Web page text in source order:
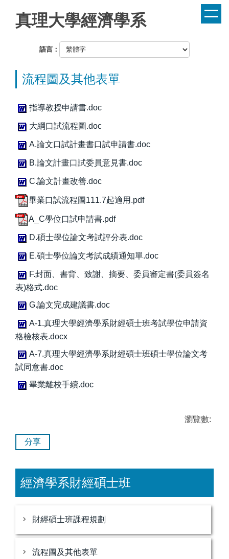
真理大學經濟學系
語言：
流程圖及其他表單
指導教授申請書.doc
大綱口試流程圖.doc
A.論文口試計畫書口試申請書.doc
B.論文計畫口試委員意見書.doc
C.論文計畫改善.doc
畢業口試流程圖111.7起適用.pdf
A_C學位口試申請書.pdf
D.碩士學位論文考試評分表.doc
E.碩士學位論文考試成績通知單.doc
F.封面、書背、致謝、摘要、委員審定書(委員簽名
表)格式.doc
G.論文完成建議書.doc
A-1.真理大學經濟學系財經碩士班考試學位申請資
格檢核表.docx
A-7.真理大學經濟學系財經碩士班碩士學位論文考
試同意書.doc
畢業離校手續.doc
瀏覽數:
分享
經濟學系財經碩士班
財經碩士班課程規劃
流程圖及其他表單